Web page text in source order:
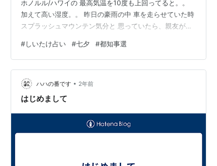
ホノルル/ハワイの 最高気温を10度も上回ってると。。
加えて高い湿度。。 昨日の豪雨の中 車を走らせていた時
スプラッシュマウンテン気分と 思っていたら、親友が娘
お塩を頂き 老眼なので、書かれている 説明書を声に出し
て読んであげた。 八百万の神（やおよろずのかみ） と読
み始めたところで 「ヤ.オヨ..ロズ...？」と返された。 そ
して何度も復唱している。 ついさっきまで「はっぴゃく
まんのかみ」 と思って生きていたそう。。50年も。…
#しいたけ占い #七夕 #都知事選
ハハの番です • 2年前
はじめまして